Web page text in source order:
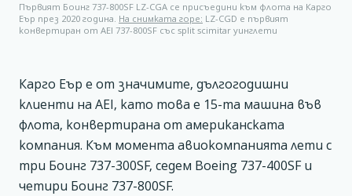
Първият Боинг 737-800SF LZ-CGA се присъедини към флота на Карго
Еър през 2020 година. На снимката горе: LZ-CGD е първият
конвертиран от AEI 737-800SF със split scimitar уинглети
Карго Еър е от значимите, дългогодишни
клиенти на AEI, като това е 15-та машина във
флота, конвертирана от американската
компания. Към момента авиокомпанията лети с
три Боинг 737-300SF, седем Boeing 737-400SF и
четири Боинг 737-800SF.